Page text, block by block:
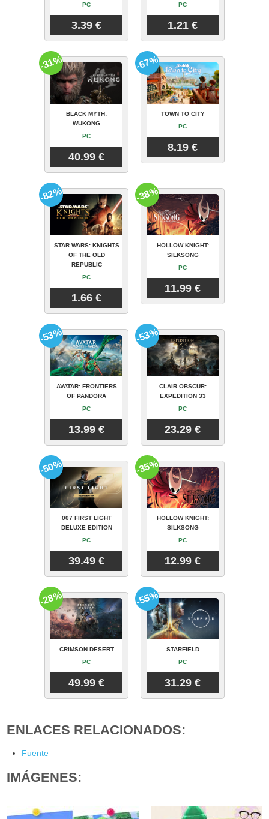
PC
3.39 €
PC
1.21 €
BLACK MYTH:
WUKONG
PC
40.99 €
-31%
TOWN TO CITY
PC
8.19 €
-67%
STAR WARS: KNIGHTS
OF THE OLD
REPUBLIC
PC
1.66 €
-82%
HOLLOW KNIGHT:
SILKSONG
PC
11.99 €
-38%
AVATAR: FRONTIERS
OF PANDORA
PC
13.99 €
-53%
CLAIR OBSCUR:
EXPEDITION 33
PC
23.29 €
-53%
007 FIRST LIGHT
DELUXE EDITION
PC
39.49 €
-50%
HOLLOW KNIGHT:
SILKSONG
PC
12.99 €
-35%
CRIMSON DESERT
PC
49.99 €
-28%
STARFIELD
PC
31.29 €
-55%
ENLACES RELACIONADOS:
Fuente
IMÁGENES: